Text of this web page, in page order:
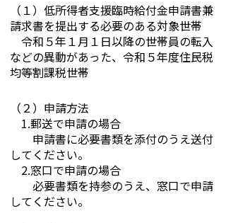
（１）低所得者支援臨時給付金申請書兼
請求書を提出する必要のある対象世帯
令和５年１月１日以降の世帯員の転入
などの異動があった、令和５年度住民税
均等割課税世帯
（２）申請方法
1.郵送で申請の場合
申請書に必要書類を添付のうえ送付
してください。
2.窓口で申請の場合
必要書類を持参のうえ、窓口で申請
してください。